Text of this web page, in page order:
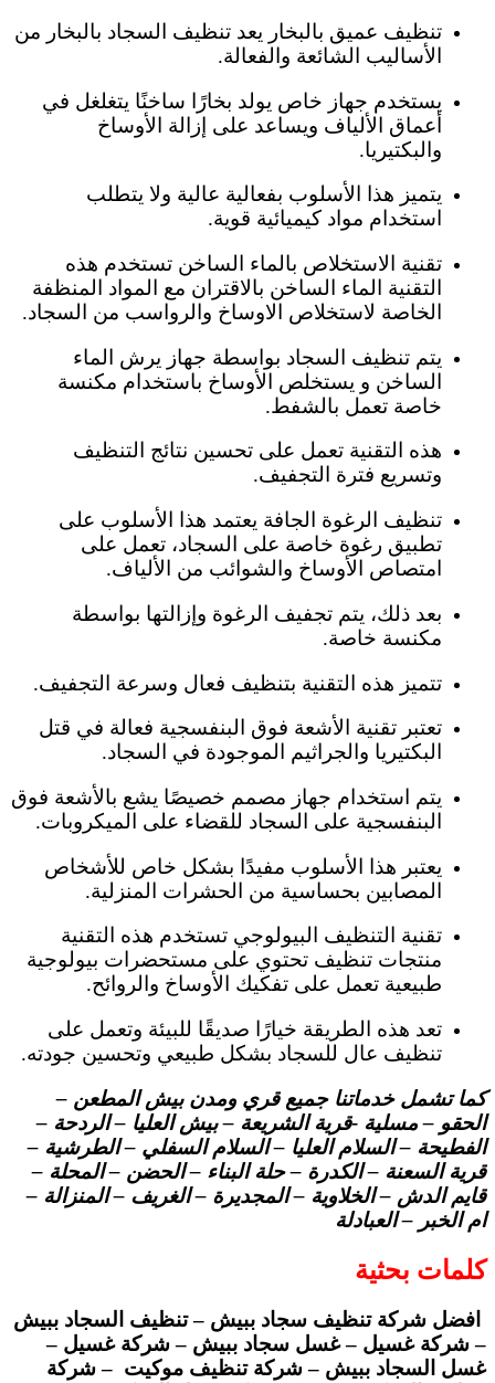
تنظيف عميق بالبخار يعد تنظيف السجاد بالبخار من
الأساليب الشائعة والفعالة.
يستخدم جهاز خاص يولد بخارًا ساخنًا يتغلغل في
أعماق الألياف ويساعد على إزالة الأوساخ
والبكتيريا.
يتميز هذا الأسلوب بفعالية عالية ولا يتطلب
استخدام مواد كيميائية قوية.
تقنية الاستخلاص بالماء الساخن تستخدم هذه
التقنية الماء الساخن بالاقتران مع المواد المنظفة
الخاصة لاستخلاص الاوساخ والرواسب من السجاد.
يتم تنظيف السجاد بواسطة جهاز يرش الماء
الساخن و يستخلص الأوساخ باستخدام مكنسة
خاصة تعمل بالشفط.
هذه التقنية تعمل على تحسين نتائج التنظيف
وتسريع فترة التجفيف.
تنظيف الرغوة الجافة يعتمد هذا الأسلوب على
تطبيق رغوة خاصة على السجاد، تعمل على
امتصاص الأوساخ والشوائب من الألياف.
بعد ذلك، يتم تجفيف الرغوة وإزالتها بواسطة
مكنسة خاصة.
تتميز هذه التقنية بتنظيف فعال وسرعة التجفيف.
تعتبر تقنية الأشعة فوق البنفسجية فعالة في قتل
البكتيريا والجراثيم الموجودة في السجاد.
يتم استخدام جهاز مصمم خصيصًا يشع بالأشعة فوق
البنفسجية على السجاد للقضاء على الميكروبات.
يعتبر هذا الأسلوب مفيدًا بشكل خاص للأشخاص
المصابين بحساسية من الحشرات المنزلية.
تقنية التنظيف البيولوجي تستخدم هذه التقنية
منتجات تنظيف تحتوي على مستحضرات بيولوجية
طبيعية تعمل على تفكيك الأوساخ والروائح.
تعد هذه الطريقة خيارًا صديقًا للبيئة وتعمل على
تنظيف عال للسجاد بشكل طبيعي وتحسين جودته.
كما تشمل خدماتنا جميع قري ومدن بيش المطعن –
الحقو – مسلية -قرية الشريعة – بيش العليا – الردحة –
الفطيحة – السلام العليا – السلام السفلي – الطرشية –
قرية السعنة – الكدرة – حلة البناء – الحضن – المحلة –
قايم الدش – الخلاوية – المجديرة – الغريف – المنزالة –
ام الخبر – العبادلة
كلمات بحثية
افضل شركة تنظيف سجاد ببيش – تنظيف السجاد ببيش
– شركة غسيل – غسل سجاد ببيش – شركة غسيل –
غسل السجاد ببيش – شركة تنظيف موكيت – شركة